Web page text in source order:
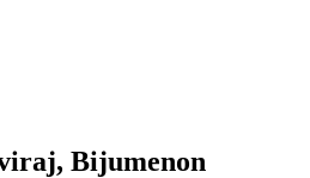
Bijumenon